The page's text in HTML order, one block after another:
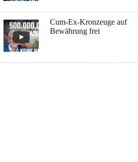
Cum-Ex-Kronzeuge auf
Bewährung frei